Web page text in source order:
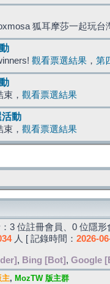
狐耳摩莎一起玩台
觀看票選結果 ， 第
， 觀看票選結果
動
， 觀看票選結果
3 位註冊會員、0 位隱
人 [ 記錄時間： 2026-
, Bing [Bot] , Google
主, MozTW 版主群